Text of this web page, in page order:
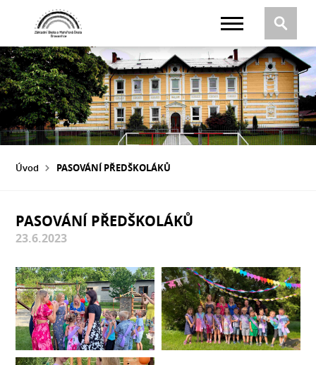
Úvod PASOVÁNÍ PŘEDŠKOLÁKŮ
PASOVÁNÍ PŘEDŠKOLÁKŮ
23.6.2023